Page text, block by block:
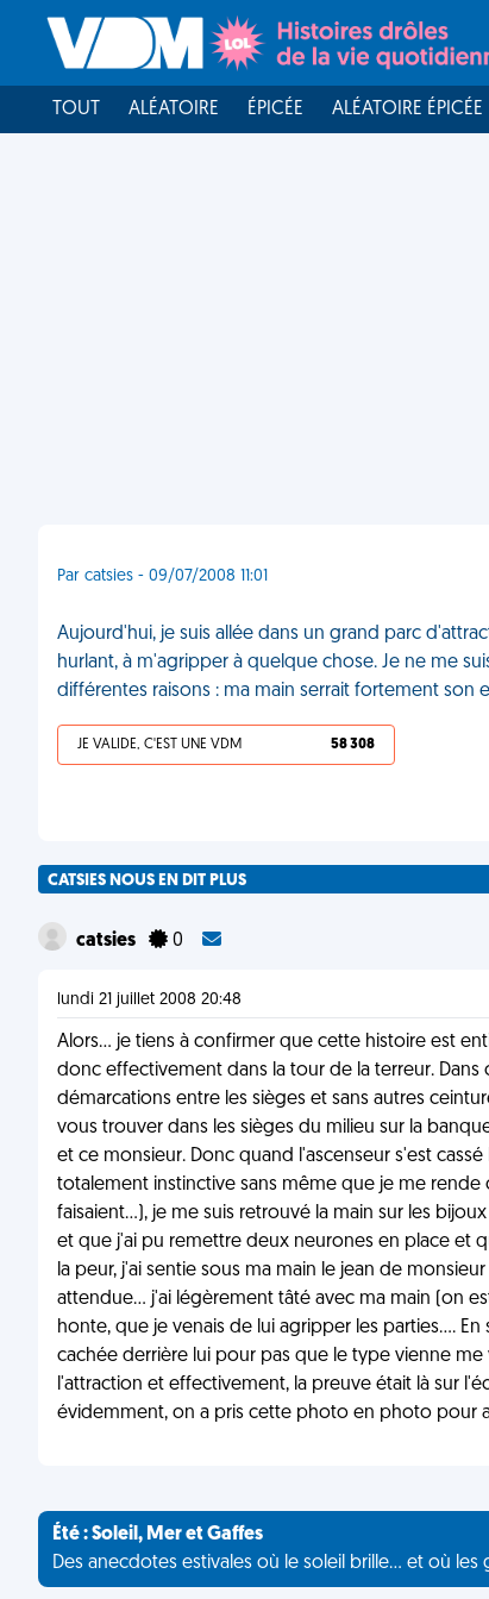
TOUT ALÉATOIRE ÉPICÉE ALÉATOIRE ÉPICÉE
Par catsies - 09/07/2008 11:01
Aujourd'hui, je suis allée dans un grand parc
hurlant, à m'agripper à quelque chose. Je ne me
différentes raisons : ma main serrait fortement son
JE VALIDE, C'EST UNE VDM 58 308
CATSIES NOUS EN DIT PLUS
catsies 0
lundi 21 juillet 2008 20:48
Alors... je tiens à confirmer que cette histoire est
donc effectivement dans la tour de la terreur. Dans
démarcations entre les sièges et sans autres
vous trouver dans les sièges du milieu sur la
et ce monsieur. Donc quand l'ascenseur s'est
totalement instinctive sans même que je me
faisaient...), je me suis retrouvé la main sur les
et que j'ai pu remettre deux neurones en place et
la peur, j'ai sentie sous ma main le jean de
attendue... j'ai légèrement tâté avec ma main (on
honte, que je venais de lui agripper les parties....
cachée derrière lui pour pas que le type vienne
l'attraction et effectivement, la preuve était là sur
évidemment, on a pris cette photo en photo pour
Été : Soleil, Mer et Gaffes
Des anecdotes estivales où le soleil brille... et où les